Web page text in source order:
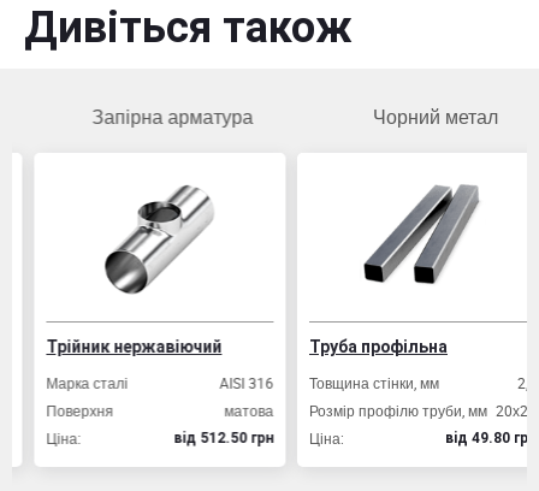
Дивіться також
Запірна арматура
Трійник нержавіючий
Марка сталі
AISI 316
Поверхня
матова
Ціна:
вiд 512.50 грн
Чорний метал
Труба профільна
Товщина стінки, мм
2,0
Розмір профілю труби, мм 20х20
Ціна:
вiд 49.80 грн